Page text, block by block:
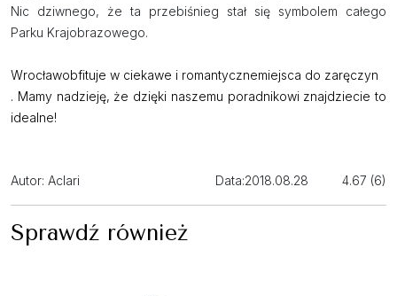
Nic dziwnego, że ta przebiśnieg stał się symbolem całego
Parku Krajobrazowego.
Wrocławobfituje w ciekawe i romantycznemiejsca do zaręczyn
. Mamy nadzieję, że dzięki naszemu poradnikowi znajdziecie to
idealne!
Autor: Aclari Data:2018.08.28 4.67 (6)
Sprawdź również